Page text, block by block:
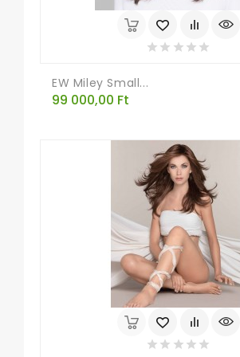
EW Miley Small...
Ár
99 000,00 Ft